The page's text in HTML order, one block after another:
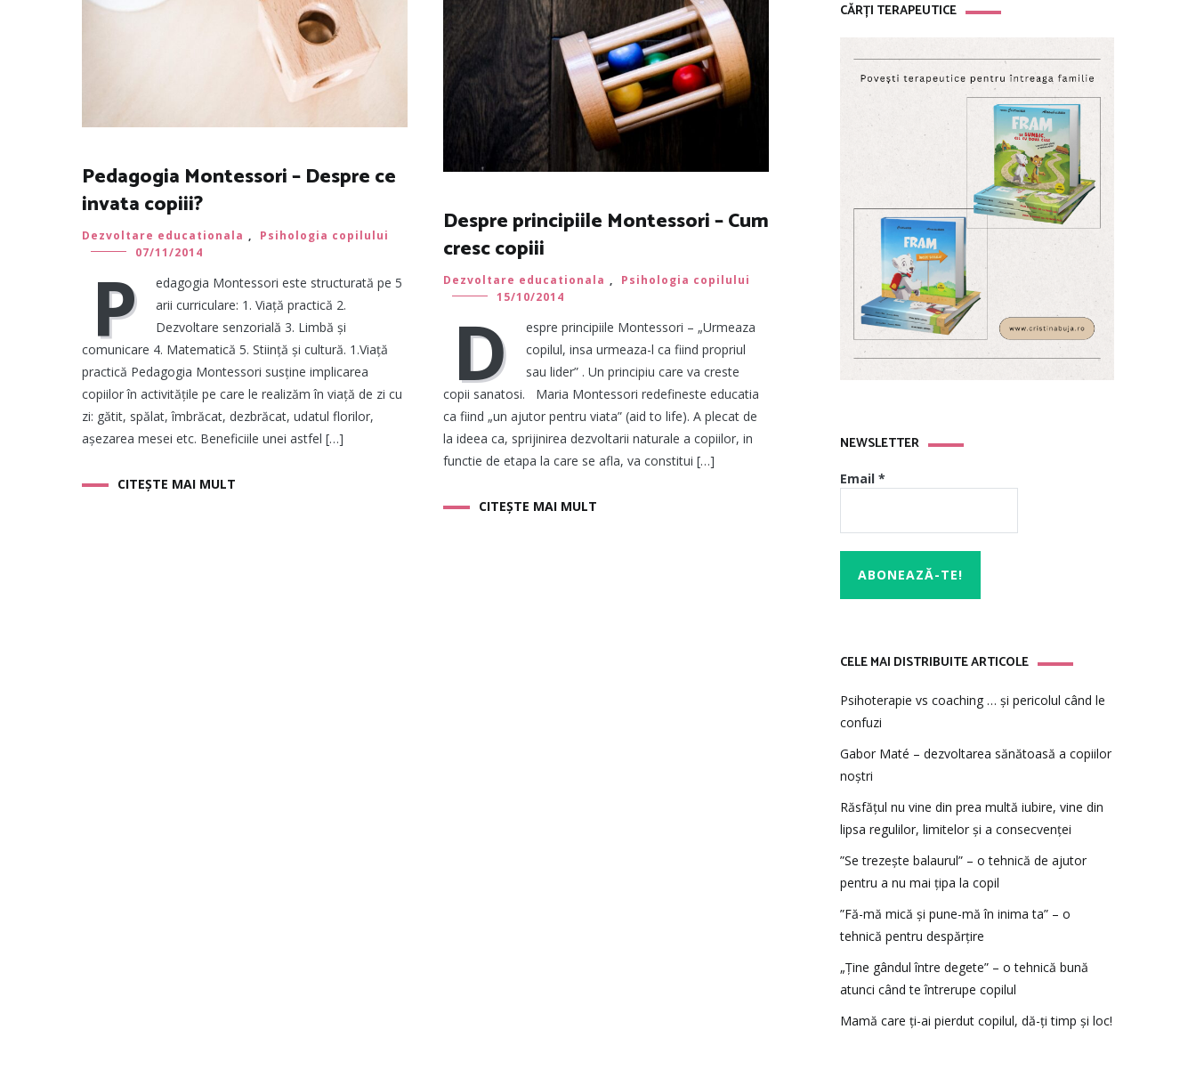
Pedagogia Montessori – Despre ce
invata copiii?
Dezvoltare educationala ,
Psihologia copilului
07/11/2014
P
edagogia Montessori este structurată pe 5
arii curriculare: 1. Viață practică 2.
Dezvoltare senzorială 3. Limbă și
comunicare 4. Matematică 5. Stiință și cultură. 1.Viață
practică Pedagogia Montessori susține implicarea
copiilor în activitățile pe care le realizăm în viață de zi cu
zi: gătit, spălat, îmbrăcat, dezbrăcat, udatul florilor,
așezarea mesei etc. Beneficiile unei astfel […]
CITEȘTE MAI MULT
Despre principiile Montessori – Cum
cresc copiii
Dezvoltare educationala ,
Psihologia copilului
15/10/2014
D
espre principiile Montessori – „Urmeaza
copilul, insa urmeaza-l ca fiind propriul
sau lider” . Un principiu care va creste
copii sanatosi. Maria Montessori redefineste educatia
ca fiind „un ajutor pentru viata” (aid to life). A plecat de
la ideea ca, sprijinirea dezvoltarii naturale a copiilor, in
functie de etapa la care se afla, va constitui […]
CITEȘTE MAI MULT
CĂRȚI TERAPEUTICE
NEWSLETTER
Email *
CELE MAI DISTRIBUITE ARTICOLE
Psihoterapie vs coaching … și pericolul când le
confuzi
Gabor Maté – dezvoltarea sănătoasă a copiilor
noștri
Răsfățul nu vine din prea multă iubire, vine din
lipsa regulilor, limitelor și a consecvenței
”Se trezește balaurul” – o tehnică de ajutor
pentru a nu mai țipa la copil
”Fă-mă mică și pune-mă în inima ta” – o
tehnică pentru despărțire
„Ține gândul între degete” – o tehnică bună
atunci când te întrerupe copilul
Mamă care ți-ai pierdut copilul, dă-ți timp și loc!